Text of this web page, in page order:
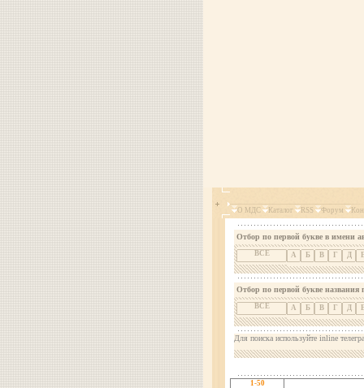
О МДС Каталог RSS Форум
Отбор по первой букве в имени
ВСЕ А Б В Г Д
Отбор по первой букве названия
ВСЕ А Б В Г Д
Для поиска используйте inline
1-50